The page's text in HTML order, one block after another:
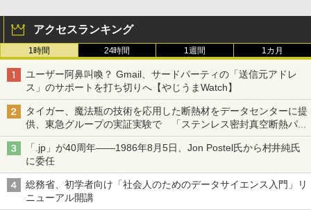
アクセスランキング
1時間 24時間 1週間 1カ月
ユーザー阿鼻叫喚？ Gmail、サードパーティの「送信元アドレ
ス」のサポートを打ち切りへ【やじうまWatch】
タイガー、魔法瓶の技術を応用した断熱材をデータセンターに提
供、東急グループの実証実験で 「ステンレス密封真空断熱パネ
ル TIVIP」
「.jp」が40周年――1986年8月5日、Jon Postel氏から村井純氏
に委任
総務省、初学者向け「社会人のためのデータサイエンス入門」リ
ニューアル開講